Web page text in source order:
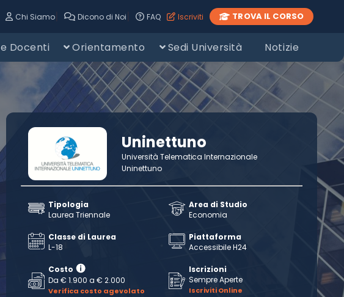
Chi Siamo| Dicono di Noi| FAQ Iscriviti TROVA IL CORSO
Docenti Orientamento Sedi Università Notizie
Uninettuno
Università Telematica Internazionale
Uninettuno
Tipologia
Laurea Triennale
Area di Studio
Economia
Classe di Laurea
L-18
Piattaforma
Accessibile H24
Costo
Da € 1.900 a € 2.000
Verifica costo agevolato
Iscrizioni
Sempre Aperte
Iscriviti Online